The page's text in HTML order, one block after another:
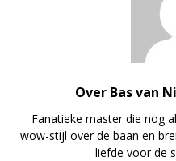
Over Bas van
Fanatieke master die nog
wow-stijl over de baan en
liefde voor de